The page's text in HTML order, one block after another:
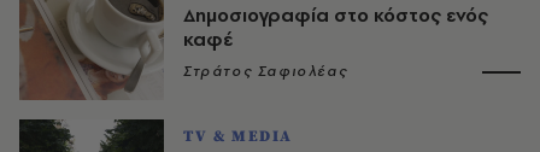
Δημοσιογραφία στο κόστος ενός
καφέ
Στράτος Σαφιολέας
TV & MEDIA